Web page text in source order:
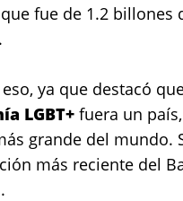
fue de 1.2 billones
ya que destacó
LGBT+ fuera un
grande del mundo.
más reciente del